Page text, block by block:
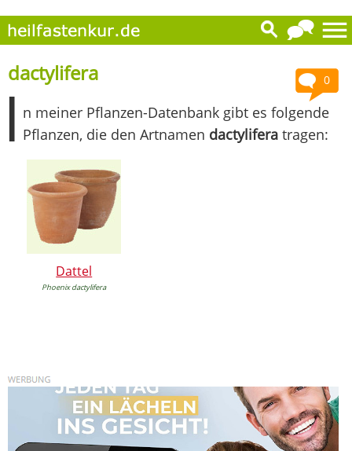
0
dactylifera
I n meiner Pflanzen-Datenbank gibt es folgende
Pflanzen, die den Artnamen dactylifera tragen:
Dattel
Phoenix dactylifera